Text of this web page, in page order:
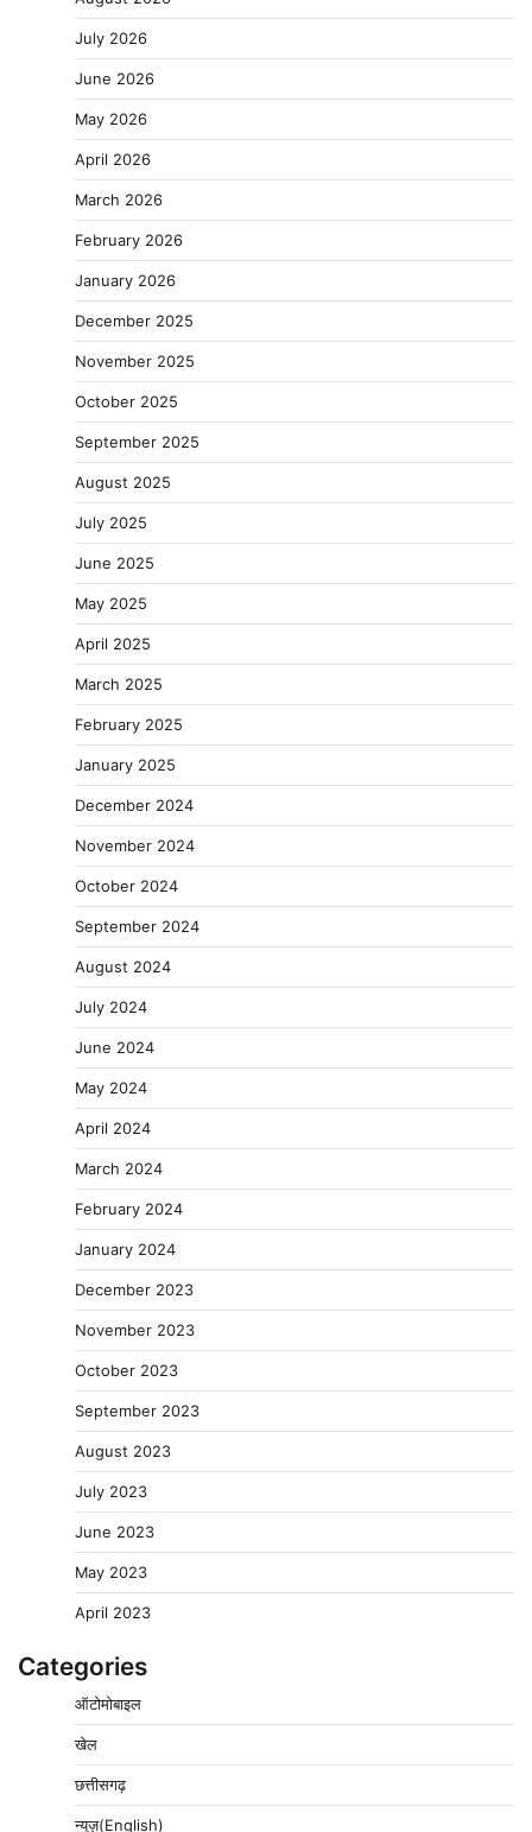
July 2026
June 2026
May 2026
April 2026
March 2026
February 2026
January 2026
December 2025
November 2025
October 2025
September 2025
August 2025
July 2025
June 2025
May 2025
April 2025
March 2025
February 2025
January 2025
December 2024
November 2024
October 2024
September 2024
August 2024
July 2024
June 2024
May 2024
April 2024
March 2024
February 2024
January 2024
December 2023
November 2023
October 2023
September 2023
August 2023
July 2023
June 2023
May 2023
April 2023
Categories
ऑटोमोबाइल
खेल
छत्तीसगढ़
न्यूज़(English)